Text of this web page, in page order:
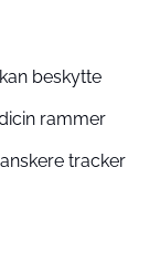
beskytte
rammer
tracker